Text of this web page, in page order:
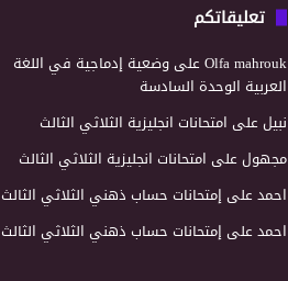
تعليقاتكم
Olfa mahroukعلىوضعية إدماجية في اللغة
العربية الوحدة السادسة
نبيلعلى امتحانات انجليزية الثلاثي الثالث
مجهولعلى امتحانات انجليزية الثلاثي الثالث
احمدعلى إمتحانات حساب ذهني الثلاثي الثالث
احمدعلى إمتحانات حساب ذهني الثلاثي الثالث